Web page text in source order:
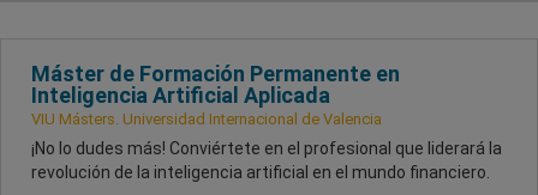
Máster de Formación Permanente en
Inteligencia Artificial Aplicada
VIU Másters. Universidad Internacional de Valencia
¡No lo dudes más! Conviértete en el profesional que liderará la
revolución de la inteligencia artificial en el mundo financiero.